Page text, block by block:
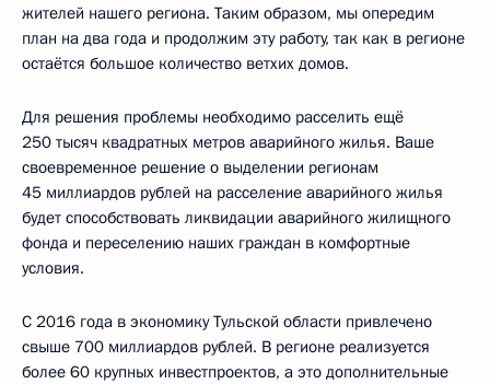
жителей нашего региона. Таким образом, мы опередим
план на два года и продолжим эту работу, так как в регионе
остаётся большое количество ветхих домов.
Для решения проблемы необходимо расселить ещё
250 тысяч квадратных метров аварийного жилья. Ваше
своевременное решение о выделении регионам
45 миллиардов рублей на расселение аварийного жилья
будет способствовать ликвидации аварийного жилищного
фонда и переселению наших граждан в комфортные
условия.
С 2016 года в экономику Тульской области привлечено
свыше 700 миллиардов рублей. В регионе реализуется
более 60 крупных инвестпроектов, а это дополнительные